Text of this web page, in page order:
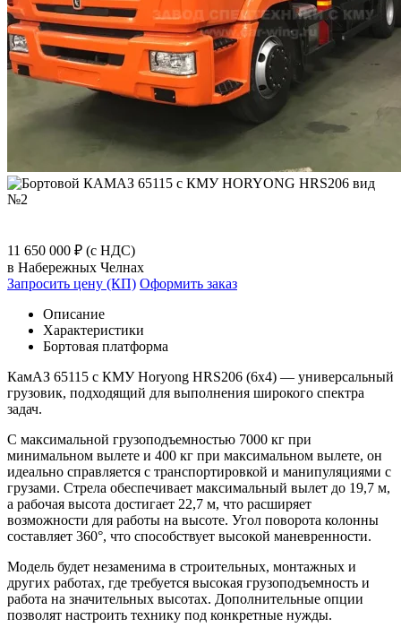
11 650 000 ₽ (с НДС)
в Набережных Челнах
Запросить цену (КП) Оформить заказ
Описание
Характеристики
Бортовая платформа
КамАЗ 65115 с КМУ Horyong HRS206 (6х4) — универсальный
грузовик, подходящий для выполнения широкого спектра
задач.
С максимальной грузоподъемностью 7000 кг при
минимальном вылете и 400 кг при максимальном вылете, он
идеально справляется с транспортировкой и манипуляциями с
грузами. Стрела обеспечивает максимальный вылет до 19,7 м,
а рабочая высота достигает 22,7 м, что расширяет
возможности для работы на высоте. Угол поворота колонны
составляет 360°, что способствует высокой маневренности.
Модель будет незаменима в строительных, монтажных и
других работах, где требуется высокая грузоподъемность и
работа на значительных высотах. Дополнительные опции
позволят настроить технику под конкретные нужды.